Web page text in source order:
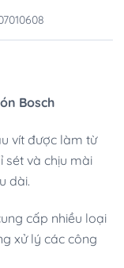
Bosch
vít được làm từ
sét và chịu mài
dài.
cấp nhiều loại
xử lý các công